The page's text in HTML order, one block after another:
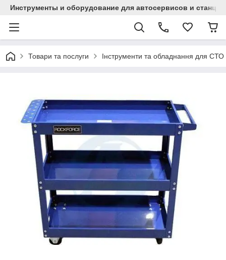
Инструменты и оборудование для автосервисов и
Товари та послуги Інструменти та обладнання для СТО